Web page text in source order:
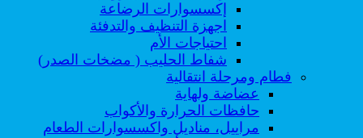
إكسسوارات الرضاعة
اجهزة التنظيف والتدفئة
احتياجات الأم
شفاط الحليب ( مضخات الصدر)
فطام ومرحلة انتقالية
عضاضة ولهاية
حافظات الحرارة والأكواب
مراييل، مناديل واكسسوارات الطعام